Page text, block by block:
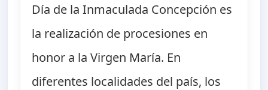
Día de la Inmaculada Concepción es
la realización de procesiones en
honor a la Virgen María. En
diferentes localidades del país, los